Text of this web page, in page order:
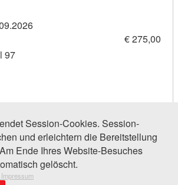
€ 275,00
97
(1 von 6)
Session-Cookies. Session-
und erleichtern die Bereitstellung
Ende Ihres Website-Besuches
gelöscht.